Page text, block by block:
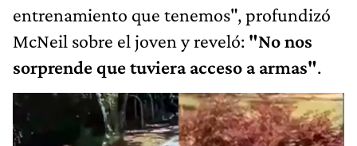
entrenamiento que tenemos", profundizó
McNeil sobre el joven y reveló: "No nos
sorprende que tuviera acceso a armas".